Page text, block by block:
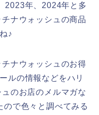
2023年、2024年と多
ナウォッシュの商品
♪
ナウォッシュのお得
ルの情報などをハリ
のお店のメルマガな
ので色々と調べてみる